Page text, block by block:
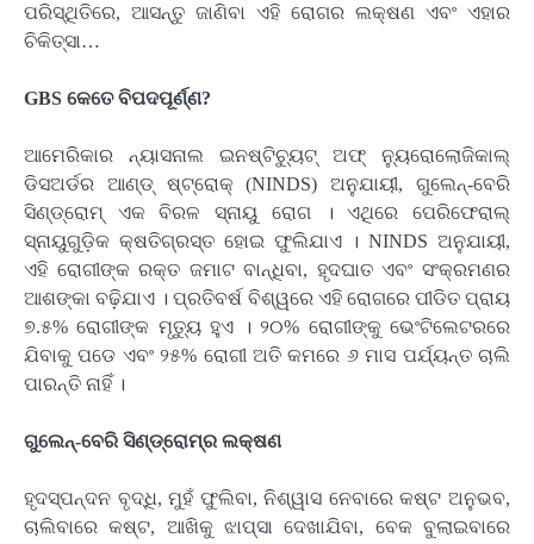
ପରିସ୍ଥିତିରେ, ଆସନ୍ତୁ ଜାଣିବା ଏହି ରୋଗର ଲକ୍ଷଣ ଏବଂ ଏହାର
ଚିକିତ୍ସା…
GBS କେତେ ବିପଦପୂର୍ଣ୍ଣ?
ଆମେରିକାର ନ୍ୟାସନାଲ ଇନଷ୍ଟିଚ୍ୟୁଟ୍ ଅଫ୍ ନ୍ୟୁରୋଲୋଜିକାଲ୍
ଡିସଅର୍ଡର ଆଣ୍ଡ୍ ଷ୍ଟ୍ରୋକ୍ (NINDS) ଅନୁଯାୟୀ, ଗୁଲେନ୍‌-ବେରି
ସିଣ୍ଡ୍ରୋମ୍ ଏକ ବିରଳ ସ୍ନାୟୁ ରୋଗ । ଏଥିରେ ପେରିଫେରାଲ୍
ସ୍ନାୟୁଗୁଡ଼ିକ କ୍ଷତିଗ୍ରସ୍ତ ହୋଇ ଫୁଲିଯାଏ । NINDS ଅନୁଯାୟୀ,
ଏହି ରୋଗୀଙ୍କ ରକ୍ତ ଜମାଟ ବାନ୍ଧିବା, ହୃଦଘାତ ଏବଂ ସଂକ୍ରମଣର
ଆଶଙ୍କା ବଢ଼ିଯାଏ । ପ୍ରତିବର୍ଷ ବିଶ୍ୱରେ ଏହି ରୋଗରେ ପୀଡିତ ପ୍ରାୟ
୭.୫% ରୋଗୀଙ୍କ ମୃତ୍ୟୁ ହୁଏ । ୨୦% ରୋଗୀଙ୍କୁ ଭେଂଟିଲେଟରରେ
ଯିବାକୁ ପଡେ ଏବଂ ୨୫% ରୋଗୀ ଅତି କମରେ ୬ ମାସ ପର୍ଯ୍ୟନ୍ତ ଚାଲି
ପାରନ୍ତି ନାହିଁ ।
ଗୁଲେନ୍‌-ବେରି ସିଣ୍ଡ୍ରୋମ୍‌ର ଲକ୍ଷଣ
ହୃଦସ୍ପନ୍ଦନ ବୃଦ୍ଧି, ମୁହଁ ଫୁଲିବା, ନିଶ୍ୱାସ ନେବାରେ କଷ୍ଟ ଅନୁଭବ,
ଚାଲିବାରେ କଷ୍ଟ, ଆଖିକୁ ଝାପ୍ସା ଦେଖାଯିବା, ବେକ ବୁଲାଇବାରେ